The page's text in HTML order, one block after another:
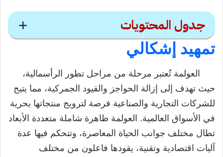
جدول المحتويات
محتويات
تمهيد إشكالي
مفهوم العولمة وأبعادها
مفهوم العولمة
أبعاد العولمة
آليات العولمة
تمهيد إشكالي
العولمة تُعتبر مرحلة من مراحل تطور الرأسمالية،
حيث تهدف إلى إزالة الحواجز والقيود الجمركية، مما يتيح
للشركات التجارية والصناعية فرصة لترويج منتجاتها بحرية
في الأسواق العالمية. العولمة ظاهرة شاملة متعددة الأبعاد
تطال مختلف جوانب الحياة المعاصرة، وتتحكم فيها عدة
آليات اقتصادية وتقنية، يقودها فاعلون من مختلف